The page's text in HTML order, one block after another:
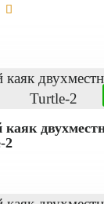
каяк
2